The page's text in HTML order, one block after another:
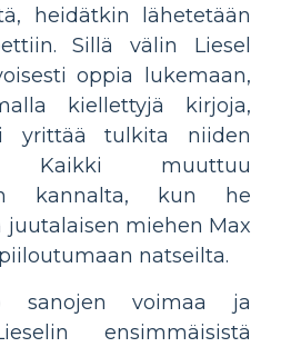
heidätkin lähetetään
Sillä välin Liesel
oppia lukemaan,
kiellettyjä kirjoja,
yrittää tulkita niiden
Kaikki muuttuu
kannalta, kun he
miehen Max
natseilta.
sanojen voimaa ja
ensimmäisistä